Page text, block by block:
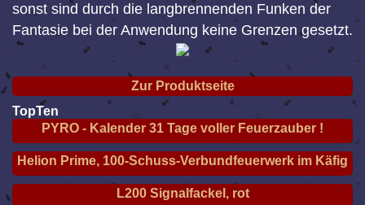
sonst sind durch die langbrennenden Funken der
Fantasie bei der Anwendung keine Grenzen gesetzt.
Zur Produktseite
TopTen
PYRO - Kalender 31 Tage voller Feuerzauber !
Helion Prime, 100-Schuss-Verbundfeuerwerk im Käfig
L200 Signalfackel, rot